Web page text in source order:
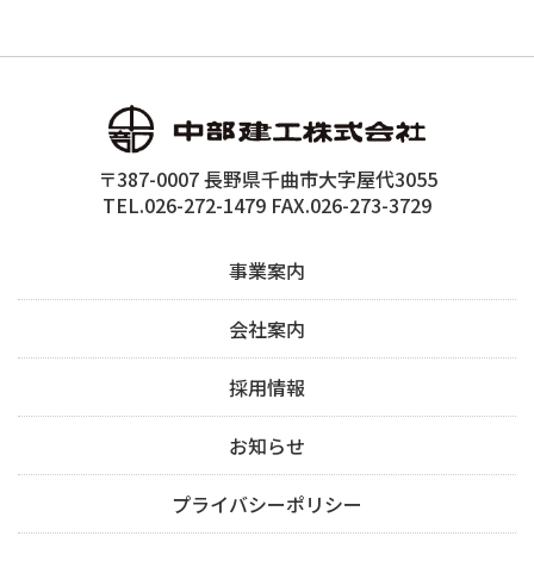
〒387-0007 長野県千曲市大字屋代3055
TEL.026-272-1479 FAX.026-273-3729
事業案内
会社案内
採用情報
お知らせ
プライバシーポリシー